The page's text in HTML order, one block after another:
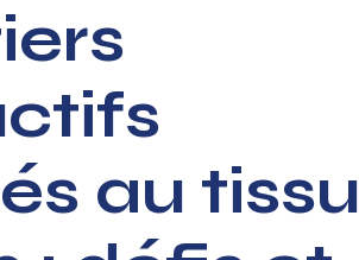
au tissu